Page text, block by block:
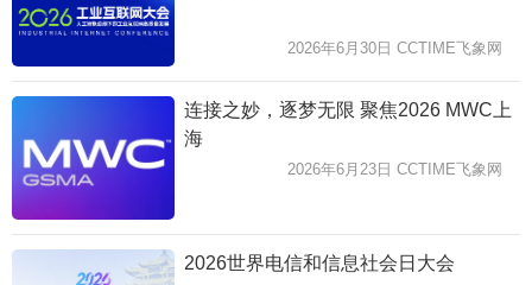
2026年6月30日 CCTIME飞象网
连接之妙，逐梦无限 聚焦2026 MWC上
海
2026年6月23日 CCTIME飞象网
2026世界电信和信息社会日大会